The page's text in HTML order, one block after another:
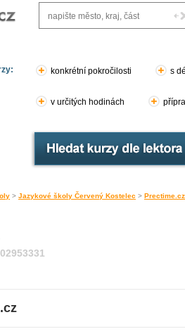
konkrétní pokročilosti s
v určitých hodinách
> Jazykové školy Červený Kostelec > Prectime.cz